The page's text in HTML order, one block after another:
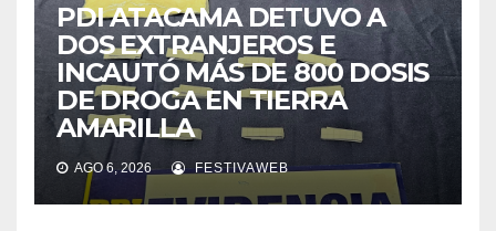
PDI ATACAMA DETUVO A
DOS EXTRANJEROS E
INCAUTÓ MÁS DE 800 DOSIS
DE DROGA EN TIERRA
AMARILLA
AGO 6, 2026 FESTIVAWEB